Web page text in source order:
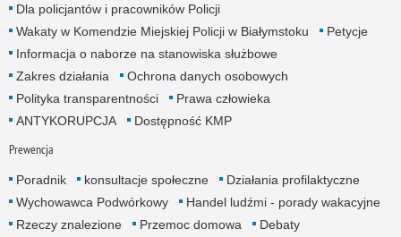
Dla policjantów i pracowników Policji
Wakaty w Komendzie Miejskiej Policji w Białymstoku
Petycje
Informacja o naborze na stanowiska służbowe
Zakres działania
Ochrona danych osobowych
Polityka transparentności
Prawa człowieka
ANTYKORUPCJA
Dostępność KMP
Prewencja
Poradnik konsultacje społeczne
Działania profilaktyczne
Wychowawca Podwórkowy
Handel ludźmi - porady wakacyjne
Rzeczy znalezione
Przemoc domowa
Debaty